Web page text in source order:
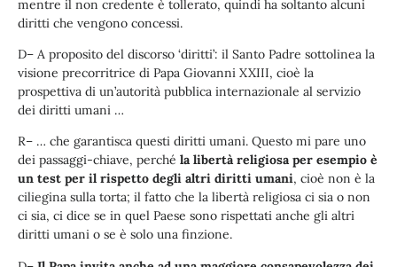
mentre il non credente è tollerato, quindi ha soltanto alcuni
diritti che vengono concessi.
D– A proposito del discorso ‘diritti’: il Santo Padre sottolinea la
visione precorritrice di Papa Giovanni XXIII, cioè la
prospettiva di un’autorità pubblica internazionale al servizio
dei diritti umani …
R– … che garantisca questi diritti umani. Questo mi pare uno
dei passaggi-chiave, perché la libertà religiosa per esempio è
un test per il rispetto degli altri diritti umani, cioè non è la
ciliegina sulla torta; il fatto che la libertà religiosa ci sia o non
ci sia, ci dice se in quel Paese sono rispettati anche gli altri
diritti umani o se è solo una finzione.